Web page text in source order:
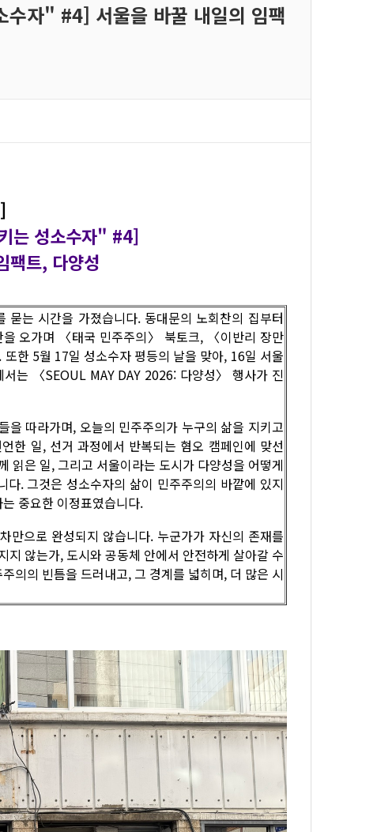
자" #4] 서울을 바꿀 내일의 임팩
는 성소수자" #4]
팩트, 다양성
는 시간을 가졌습니다. 동대문의 노회찬의 집부터
오가며 〈태국 민주주의〉 북토크, 〈이반리 장만
한 5월 17일 성소수자 평등의 날을 맞아, 16일 서울
는 〈SEOUL MAY DAY 2026: 다양성〉 행사가 진
을 따라가며, 오늘의 민주주의가 누구의 삶을 지키고
한 일, 선거 과정에서 반복되는 혐오 캠페인에 맞선
읽은 일, 그리고 서울이라는 도시가 다양성을 어떻게
. 그것은 성소수자의 삶이 민주주의의 바깥에 있지
중요한 이정표였습니다.
만으로 완성되지 않습니다. 누군가가 자신의 존재를
않는가, 도시와 공동체 안에서 안전하게 살아갈 수
의의 빈틈을 드러내고, 그 경계를 넓히며, 더 많은 시